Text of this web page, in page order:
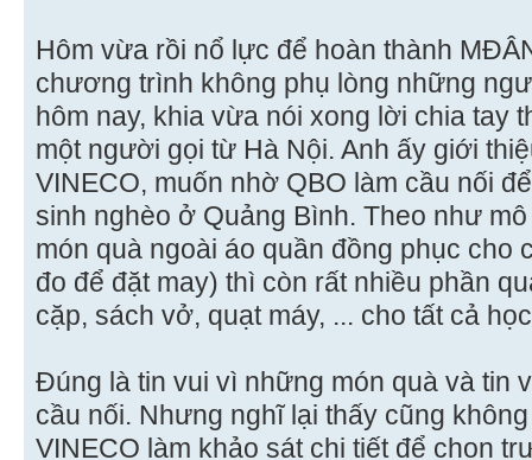
Hôm vừa rồi nổ lực để hoàn thành
chương trình không phụ lòng những
hôm nay, khia vừa nói xong lời chia tay
một người gọi từ Hà Nội. Anh ấy giới
VINECO, muốn nhờ QBO làm cầu nối
sinh nghèo ở Quảng Bình. Theo như
món quà ngoài áo quần đồng phục cho
đo để đặt may) thì còn rất nhiều phần
cặp, sách vở, quạt máy, ... cho tất cả
Đúng là tin vui vì những món quà và tin
cầu nối. Nhưng nghĩ lại thấy cũng
VINECO làm khảo sát chi tiết để chọn